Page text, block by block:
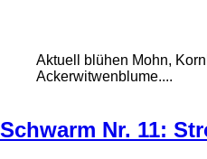
Aktuell blühen Mohn,
Ackerwitwenblume....
Schwarm Nr. 11: